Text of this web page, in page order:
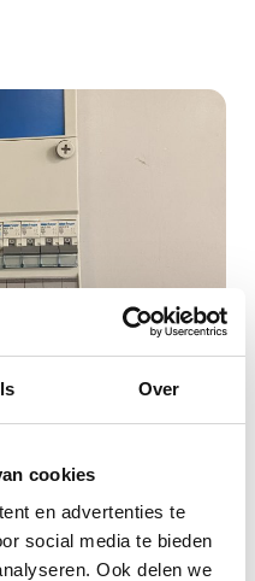
Over
cookies
en advertenties te
social media te bieden
Ook delen we
in de
bouw
laadpalen,
zijn de eisen aan